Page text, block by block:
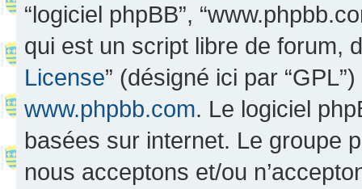
“logiciel phpBB”,
qui est un script libre de forum,
License” (désigné ici par
www.phpbb.com. Le logiciel
basées sur internet. Le groupe
nous acceptons et/ou